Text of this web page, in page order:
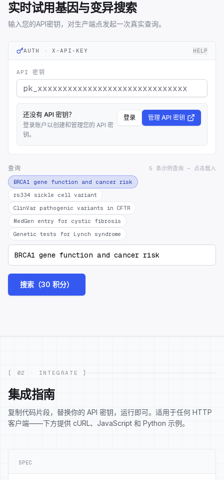
实时试用基因与变异搜索
输入您的API密钥，对生产端点发起一次真实查询。
AUTH · X-API-KEY HELP
API 密钥
还没有 API 密钥？
登录账户以创建和管理您的 API 密
钥。
登录 管理 API 密钥
查询 5 条示例查询 — 点击载入
BRCA1 gene function and cancer risk
rs334 sickle cell variant
ClinVar pathogenic variants in CFTR
MedGen entry for cystic fibrosis
Genetic tests for Lynch syndrome
搜索（30 积分）
[ 02 · INTEGRATE ]
集成指南
复制代码片段，替换你的 API 密钥，运行即可。适用于任何 HTTP
客户端——下方提供 cURL、JavaScript 和 Python 示例。
SPEC